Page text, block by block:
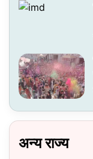
अन्य राज्य